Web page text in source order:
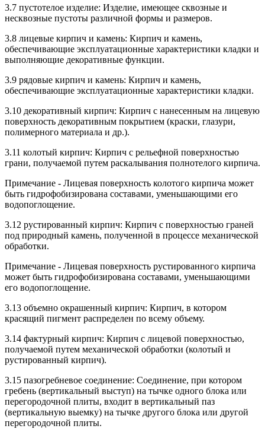
3.7 пустотелое изделие: Изделие, имеющее сквозные и
несквозные пустоты различной формы и размеров.
3.8 лицевые кирпич и камень: Кирпич и камень,
обеспечивающие эксплуатационные характеристики кладки и
выполняющие декоративные функции.
3.9 рядовые кирпич и камень: Кирпич и камень,
обеспечивающие эксплуатационные характеристики кладки.
3.10 декоративный кирпич: Кирпич с нанесенным на лицевую
поверхность декоративным покрытием (краски, глазури,
полимерного материала и др.).
3.11 колотый кирпич: Кирпич с рельефной поверхностью
грани, получаемой путем раскалывания полнотелого кирпича.
Примечание - Лицевая поверхность колотого кирпича может
быть гидрофобизирована составами, уменьшающими его
водопоглощение.
3.12 рустированный кирпич: Кирпич с поверхностью граней
под природный камень, полученной в процессе механической
обработки.
Примечание - Лицевая поверхность рустированного кирпича
может быть гидрофобизирована составами, уменьшающими
его водопоглощение.
3.13 объемно окрашенный кирпич: Кирпич, в котором
красящий пигмент распределен по всему объему.
3.14 фактурный кирпич: Кирпич с лицевой поверхностью,
получаемой путем механической обработки (колотый и
рустированный кирпич).
3.15 пазогребневое соединение: Соединение, при котором
гребень (вертикальный выступ) на тычке одного блока или
перегородочной плиты, входит в вертикальный паз
(вертикальную выемку) на тычке другого блока или другой
перегородочной плиты.